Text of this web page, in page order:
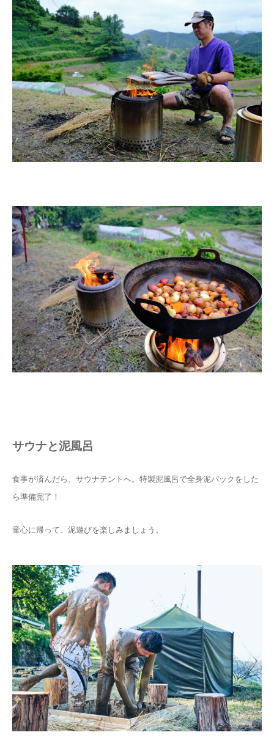
サウナと泥風呂
食事が済んだら、サウナテントへ。特製泥風呂で全身泥パックをした
ら準備完了！
童心に帰って、泥遊びを楽しみましょう。